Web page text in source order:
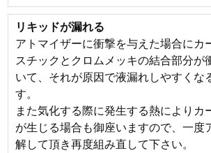
リキッドが漏れる
アトマイザーに衝撃を与えた場合にカ
スチックとクロムメッキの結合部分が
いて、それが原因で液漏れしやすくな
す。
また気化する際に発生する熱によりカ
が生じる場合も御座いますので、一度
解して頂き再度組み直して下さい。